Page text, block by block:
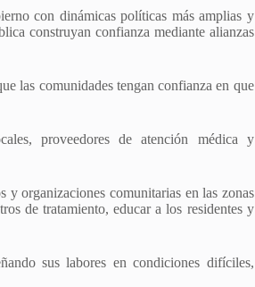
con dinámicas políticas más amplias y
construyan confianza mediante alianzas
las comunidades tengan confianza en que
proveedores de atención médica y
y organizaciones comunitarias en las zonas
de tratamiento, educar a los residentes y
sus labores en condiciones difíciles,